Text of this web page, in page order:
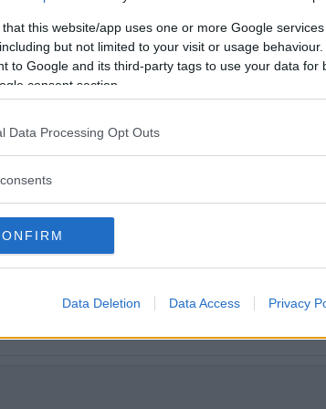
that this website/app uses one or more Google
but not limited to your visit or usage
to Google and its third-party tags to use your data for
consent section.
Data Processing Opt Outs
Data Deletion Data Access Privacy
tjänstebilen Polestar 4
val?